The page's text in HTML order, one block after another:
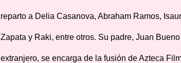
reparto a Delia Casanova, Abraham Ramos,
Zapata y Raki, entre otros. Su padre, Juan
extranjero, se encarga de la fusión de Azteca